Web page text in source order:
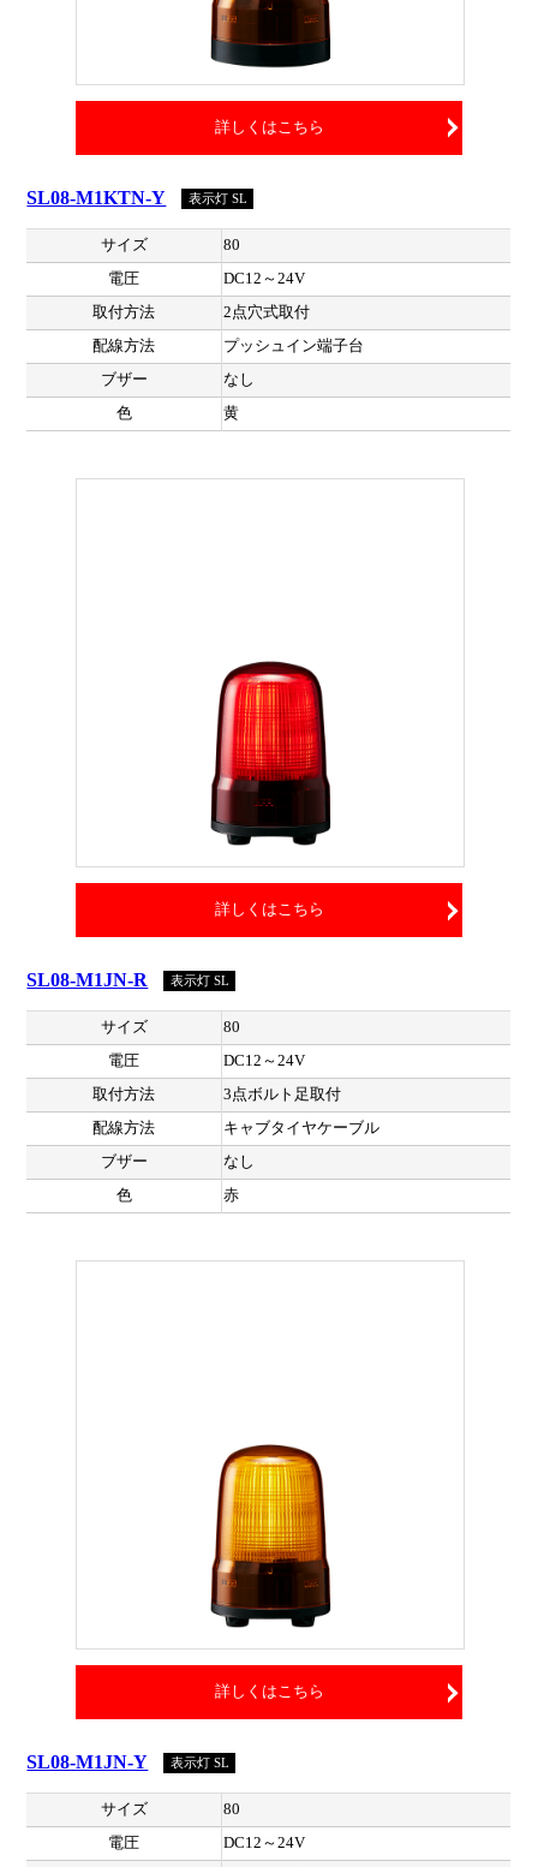
詳しくはこちら
SL08-M1KTN-Y 表示灯 SL
サイズ
80
電圧
DC12～24V
取付方法
2点穴式取付
配線方法
プッシュイン端子台
ブザー
なし
色
黄
詳しくはこちら
SL08-M1JN-R 表示灯 SL
サイズ
80
電圧
DC12～24V
取付方法
3点ボルト足取付
配線方法
キャブタイヤケーブル
ブザー
なし
色
赤
詳しくはこちら
SL08-M1JN-Y 表示灯 SL
サイズ
80
電圧
DC12～24V